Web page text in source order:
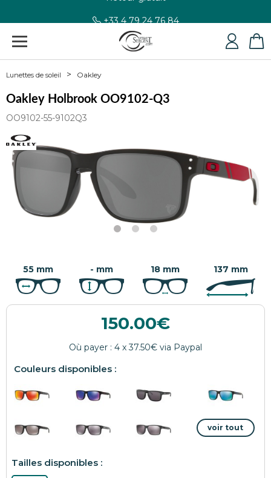
+33 4 79 24 76 84
Lunettes de soleil Oakley
Oakley Holbrook OO9102-Q3
OO9102-55-9102Q3
55 mm - mm 18 mm 137 mm
150.00